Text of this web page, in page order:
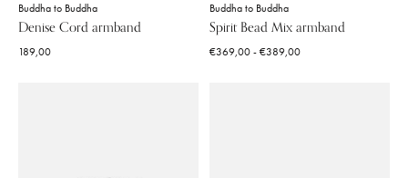
Buddha to Buddha
Denise Cord armband
189,00
Buddha to Buddha
Spirit Bead Mix armband
€369,00 - €389,00